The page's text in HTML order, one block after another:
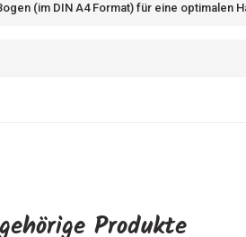
(im DIN A4 Format) für eine optimalen
Produkte